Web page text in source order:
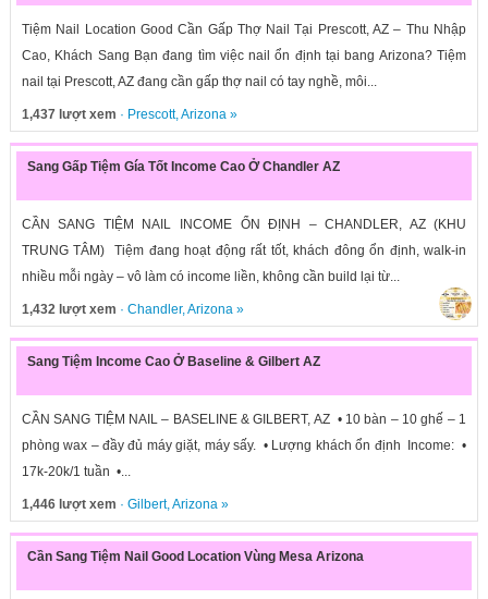
Tiệm Nail Location Good Cần Gấp Thợ Nail Tại Prescott, AZ – Thu Nhập
Cao, Khách Sang Bạn đang tìm việc nail ổn định tại bang Arizona? Tiệm
nail tại Prescott, AZ đang cần gấp thợ nail có tay nghề, môi...
1,437 lượt xem · Prescott,Arizona»
Sang Gấp Tiệm Gía Tốt Income Cao Ở Chandler AZ
CẦN SANG TIỆM NAIL INCOME ỔN ĐỊNH – CHANDLER, AZ (KHU
TRUNG TÂM) Tiệm đang hoạt động rất tốt, khách đông ổn định, walk-in
nhiều mỗi ngày – vô làm có income liền, không cần build lại từ...
1,432 lượt xem · Chandler,Arizona»
Sang Tiệm Income Cao Ở Baseline & Gilbert AZ
CẦN SANG TIỆM NAIL – BASELINE & GILBERT, AZ • 10 bàn – 10 ghế – 1
phòng wax – đầy đủ máy giặt, máy sấy. • Lượng khách ổn định Income: •
17k-20k/1 tuần •...
1,446 lượt xem · Gilbert,Arizona»
Cần Sang Tiệm Nail Good Location Vùng Mesa Arizona